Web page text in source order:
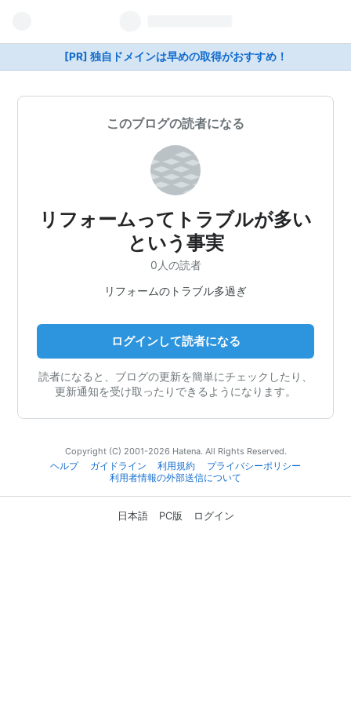
[PR] 独自ドメインは早めの取得がおすすめ！
このブログの読者になる
リフォームってトラブルが多い
という事実
0人の読者
リフォームのトラブル多過ぎ
ログインして読者になる
読者になると、ブログの更新を簡単にチェックしたり、
更新通知を受け取ったりできるようになります。
Copyright (C) 2001-2026 Hatena. All Rights Reserved.
ヘルプ
ガイドライン 利用規約
プライバシーポリシー
利用者情報の外部送信について
日本語 PC版 ログイン